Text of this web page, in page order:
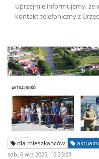
Uprzejmie informujemy, że
kontakt telefoniczny z
dla mieszkańców
sob, 6 wrz 2025, 10:23:03